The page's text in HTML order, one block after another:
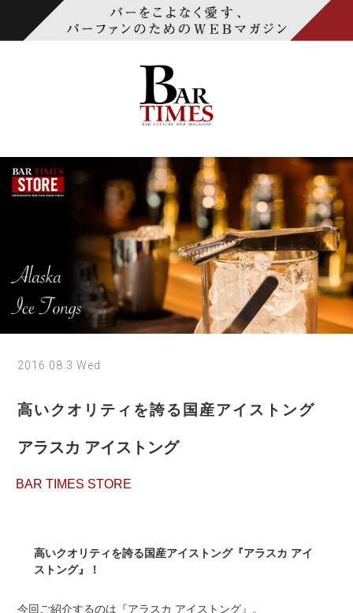
2016.08.3 Wed
高いクオリティを誇る国産アイストング
アラスカ アイストング
BAR TIMES STORE
高いクオリティを誇る国産アイストング『アラスカ アイ
ストング』！
今回ご紹介するのは『アラスカ アイストング』。